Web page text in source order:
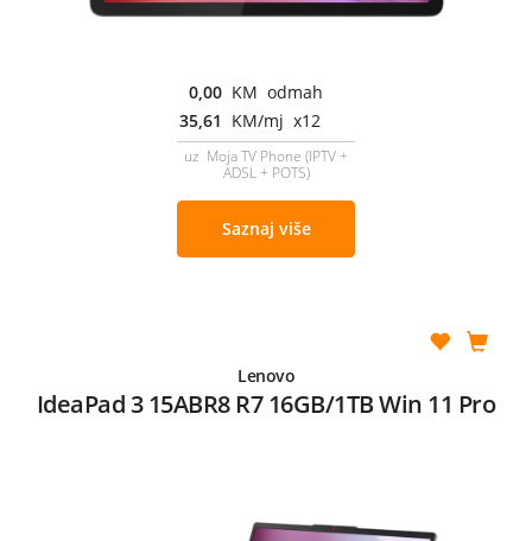
0,00 KM odmah
35,61 KM/mj x12
uz Moja TV Phone (IPTV +
ADSL + POTS)
Saznaj više
Lenovo
IdeaPad 3 15ABR8 R7 16GB/1TB Win 11 Pro